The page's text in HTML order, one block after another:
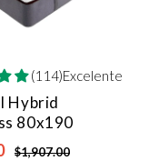
(114)Excelente
Hybrid
80x190
$1,907.00